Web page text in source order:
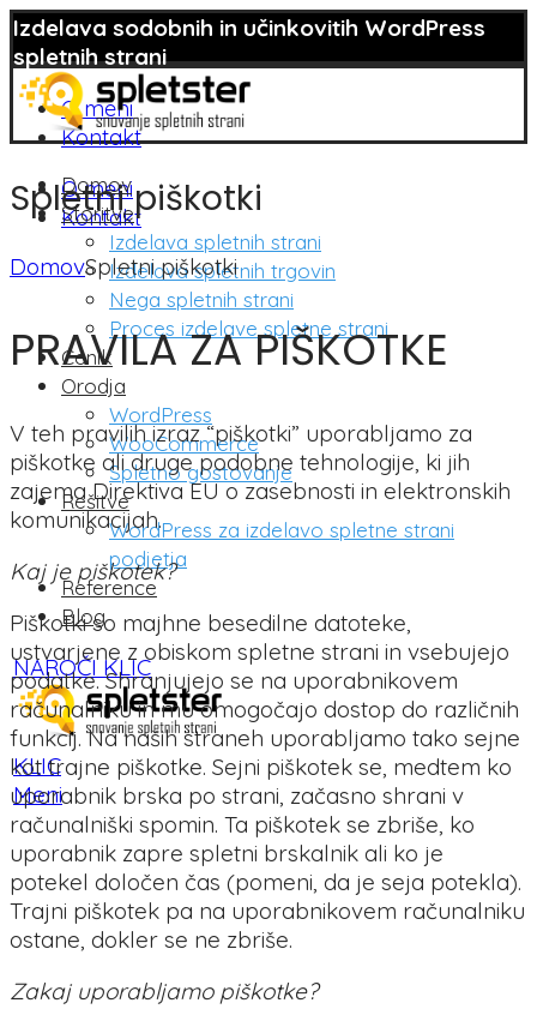
Izdelava sodobnih in učinkovitih WordPress
spletnih strani
O meni
Kontakt
O meni
Kontakt
Domov
Storitve
Izdelava spletnih strani
Izdelava spletnih trgovin
Nega spletnih strani
Proces izdelave spletne strani
Cenik
Orodja
WordPress
WooCommerce
Spletno gostovanje
Rešitve
WordPress za izdelavo spletne strani
podjetja
Reference
Blog
NAROČI KLIC
KLIC
Meni
Spletni piškotki
DomovSpletni piškotki
PRAVILA ZA PIŠKOTKE
V teh pravilih izraz “piškotki” uporabljamo za
piškotke ali druge podobne tehnologije, ki jih
zajema Direktiva EU o zasebnosti in elektronskih
komunikacijah.
Kaj je piškotek?
Piškotki so majhne besedilne datoteke,
ustvarjene z obiskom spletne strani in vsebujejo
podatke. Shranjujejo se na uporabnikovem
računalniku in mu omogočajo dostop do različnih
funkcij. Na naših straneh uporabljamo tako sejne
kot trajne piškotke. Sejni piškotek se, medtem ko
uporabnik brska po strani, začasno shrani v
računalniški spomin. Ta piškotek se zbriše, ko
uporabnik zapre spletni brskalnik ali ko je
potekel določen čas (pomeni, da je seja potekla).
Trajni piškotek pa na uporabnikovem računalniku
ostane, dokler se ne zbriše.
Zakaj uporabljamo piškotke?